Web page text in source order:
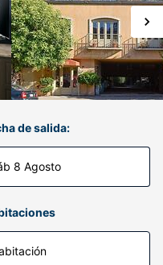
de salida:
8 Agosto